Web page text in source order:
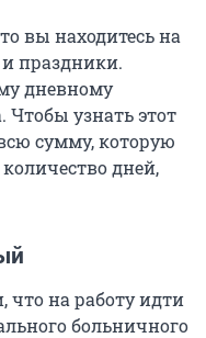
вы находитесь на
праздники.
дневному
Чтобы узнать этот
сумму, которую
дней,
что на работу идти
больничного